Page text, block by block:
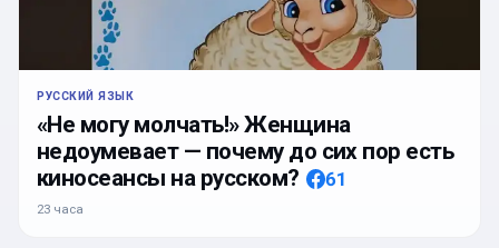
РУССКИЙ ЯЗЫК
«Не могу молчать!» Женщина
недоумевает — почему до сих пор есть
киносеансы на русском?
61
23 часа